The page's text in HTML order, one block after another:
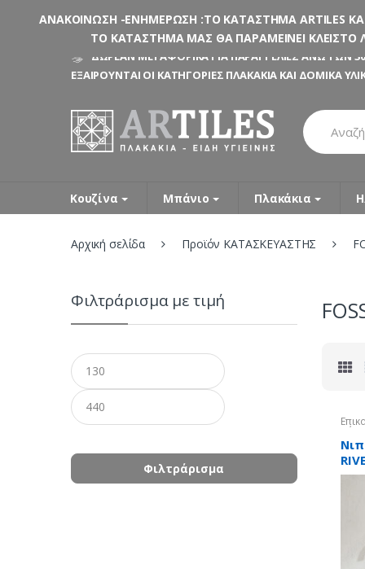
ΔΩΡΕΑΝ ΜΕΤΑΦΟΡΙΚΑ ΓΙΑ ΠΑΡΑΓΓΕΛΙΕΣ ΑΝΩ ΤΩΝ
ΕΞΑΙΡΟΥΝΤΑΙ ΟΙ ΚΑΤΗΓΟΡΙΕΣ ΠΛΑΚΑΚΙΑ ΚΑΙ ΔΟΜΙΚΑ
Search
for:
Κουζίνα Μπάνιο Πλακάκια
Αρχική σελίδα Προϊόν ΚΑΤΑΣΚΕΥΑΣΤΗΣ
Φιλτράρισμα με τιμή
Ελάχιστη
τιμή
τιμή
Φιλτράρισμα
ΑΝΑΚΟΙΝΩΣΗ -ΕΝΗΜΕΡΩΣΗ :ΤΟ ΚΑΤΑΣΤΗΜΑ ARTILES
ΤΟ ΚΑΤΑΣΤΗΜΑ ΜΑΣ ΘΑ ΠΑΡΑΜΕΙΝΕΙ ΚΛΕΙΣΤΟ